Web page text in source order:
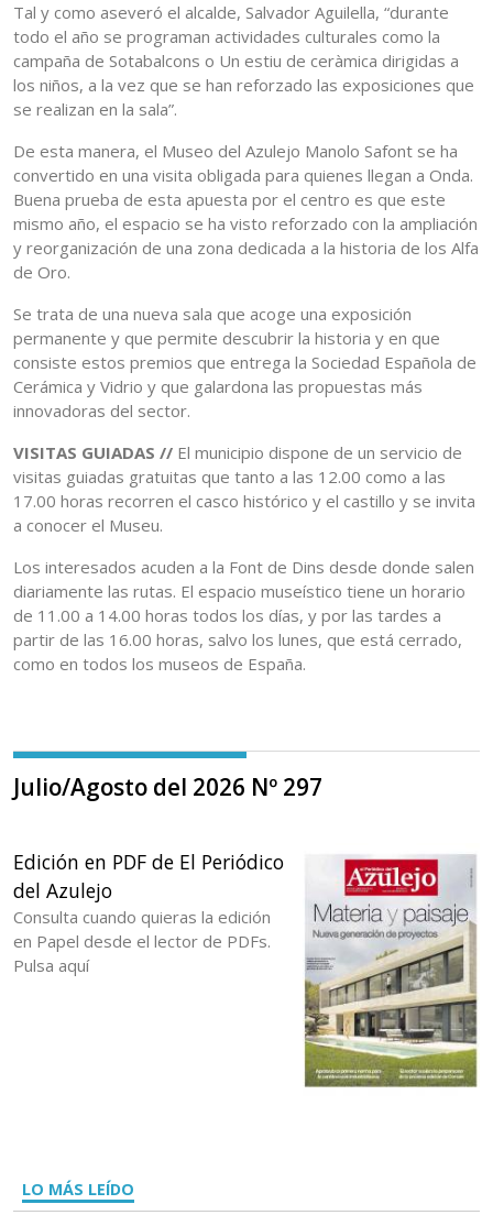
Tal y como aseveró el alcalde, Salvador Aguilella, “durante
todo el año se programan actividades culturales como la
campaña de Sotabalcons o Un estiu de ceràmica dirigidas a
los niños, a la vez que se han reforzado las exposiciones que
se realizan en la sala”.
De esta manera, el Museo del Azulejo Manolo Safont se ha
convertido en una visita obligada para quienes llegan a Onda.
Buena prueba de esta apuesta por el centro es que este
mismo año, el espacio se ha visto reforzado con la ampliación
y reorganización de una zona dedicada a la historia de los Alfa
de Oro.
Se trata de una nueva sala que acoge una exposición
permanente y que permite descubrir la historia y en que
consiste estos premios que entrega la Sociedad Española de
Cerámica y Vidrio y que galardona las propuestas más
innovadoras del sector.
VISITAS GUIADAS // El municipio dispone de un servicio de
visitas guiadas gratuitas que tanto a las 12.00 como a las
17.00 horas recorren el casco histórico y el castillo y se invita
a conocer el Museu.
Los interesados acuden a la Font de Dins desde donde salen
diariamente las rutas. El espacio museístico tiene un horario
de 11.00 a 14.00 horas todos los días, y por las tardes a
partir de las 16.00 horas, salvo los lunes, que está cerrado,
como en todos los museos de España.
Julio/Agosto del 2026 Nº 297
Edición en PDF de El Periódico
del Azulejo
Consulta cuando quieras la edición
en Papel desde el lector de PDFs.
Pulsa aquí
LO MÁS LEÍDO